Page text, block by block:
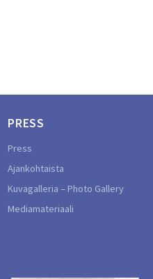
PRESS
Press
Ajankohtaista
Kuvagalleria – Photo Gallery
Mediamateriaali